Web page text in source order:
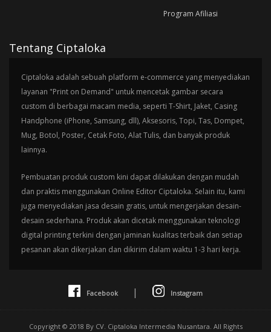
Program Afiliasi
Tentang Ciptaloka
Ciptaloka adalah sebuah platform e-commerce yang menyediakan
layanan "Print on Demand" untuk mencetak gambar secara
custom di berbagai macam media, seperti T-Shirt, Jaket, Casing
Handphone (iPhone, Samsung, dll), Aksesoris, Topi, Tas, Dompet,
Mug, Botol, Poster, Cetak Foto, Alat Tulis, dan banyak produk
lainnya.
Pembuatan produk custom kini dapat dilakukan dengan mudah
dan praktis menggunakan Online Editor Ciptaloka. Selain itu, kami
juga menyediakan jasa desain gratis, untuk mengerjakan desain-
desain sederhana. Produk akan dicetak menggunakan teknologi
digital printing terkini dengan jaminan kualitas terbaik dan setiap
pesanan akan dikerjakan dan dikirim dalam waktu 1-3 hari kerja.
Facebook | Instagram
Copyright © 2018 By CV. Ciptaloka Intermedia Nusantara. All Rights